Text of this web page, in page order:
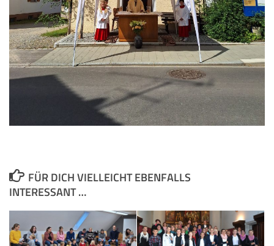
FÜR DICH VIELLEICHT EBENFALLS
INTERESSANT …